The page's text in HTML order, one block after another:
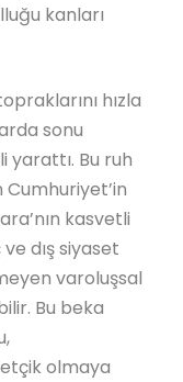
kanları
hızla
sonu
yarattı. Bu ruh
kasvetli
dış siyaset
varoluşsal
Bu beka
olmaya